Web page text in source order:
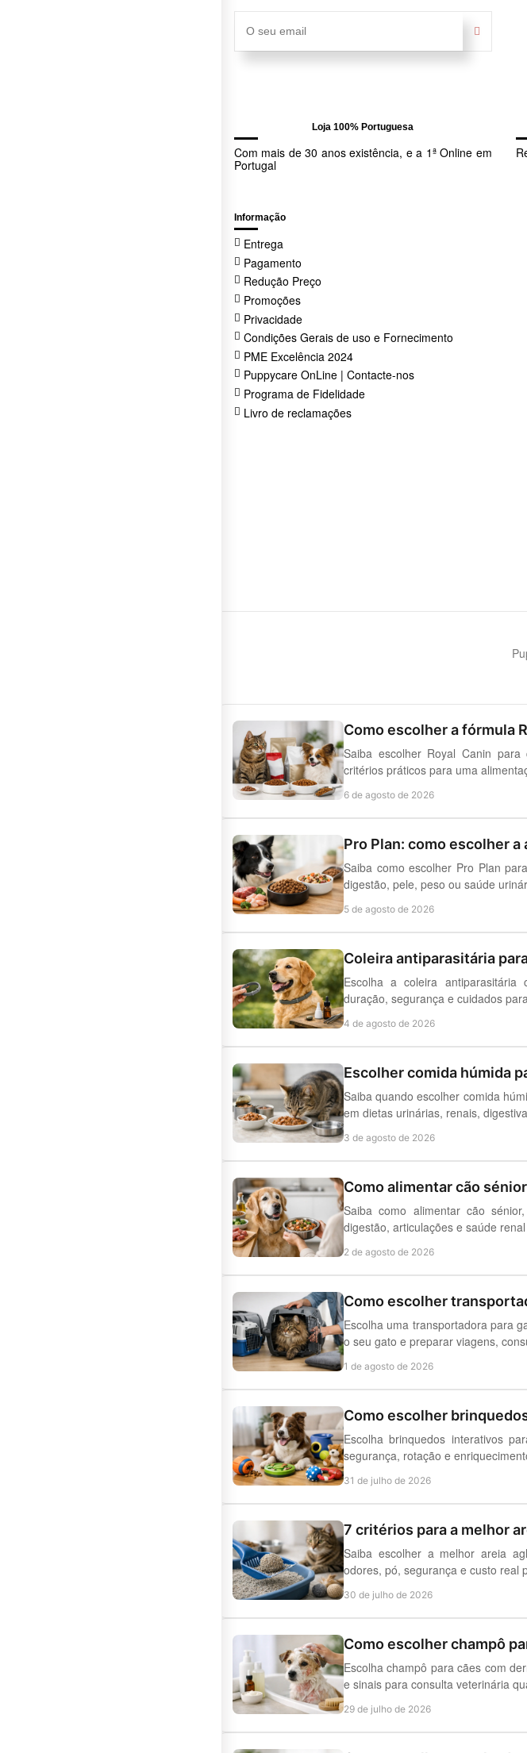
Loja 100% Portuguesa
Com mais de 30 anos existência, e a 1ª Online em
Portugal
Informação
Entrega
Pagamento
Redução Preço
Promoções
Privacidade
Condições Gerais de uso e Fornecimento
PME Excelência 2024
Puppycare OnLine | Contacte-nos
Programa de Fidelidade
Livro de reclamações
Como escolher a fórmula
Saiba escolher Royal Canin
critérios práticos para uma
6 de agosto de 2026
Pro Plan: como escolher
Saiba como escolher Pro Plan
digestão, pele, peso ou saúde
5 de agosto de 2026
Coleira antiparasitária
Escolha a coleira
duração, segurança e cuidados
4 de agosto de 2026
Escolher comida húmida
Saiba quando escolher comida
em dietas urinárias, renais,
3 de agosto de 2026
Como alimentar cão
Saiba como alimentar cão
digestão, articulações e saúde
2 de agosto de 2026
Como escolher
Escolha uma transportadora para
o seu gato e preparar viagens,
1 de agosto de 2026
Como escolher
Escolha brinquedos interativos
segurança, rotação e
31 de julho de 2026
7 critérios para a melhor
Saiba escolher a melhor areia
odores, pó, segurança e custo real
30 de julho de 2026
Como escolher champô
Escolha champô para cães com
e sinais para consulta veterinária
29 de julho de 2026